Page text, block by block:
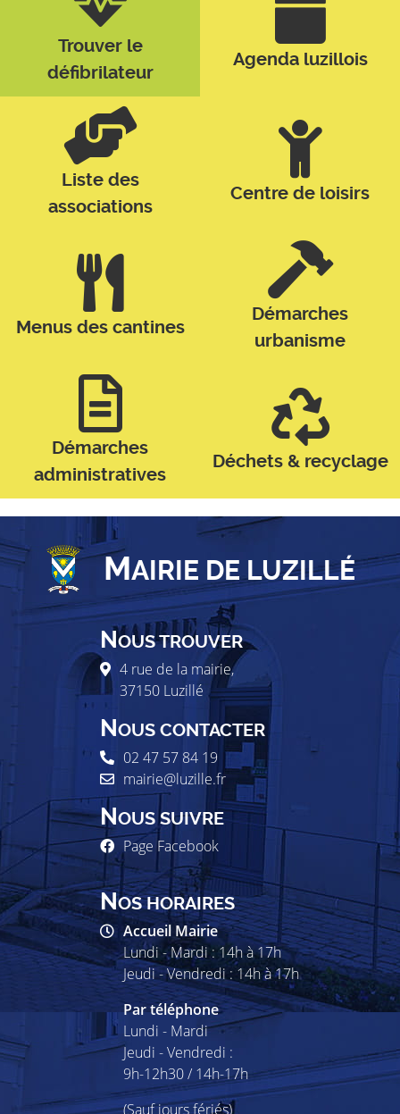
Trouver le
défibrilateur
Agenda luzillois
Liste des
associations
Centre de loisirs
Menus des cantines
Démarches
urbanisme
Démarches
administratives
Déchets & recyclage
MAIRIE DE LUZILLÉ
NOUS TROUVER
4 rue de la mairie,
37150 Luzillé
NOUS CONTACTER
02 47 57 84 19
mairie@luzille.fr
NOUS SUIVRE
Page Facebook
NOS HORAIRES
Accueil Mairie
Lundi - Mardi : 14h à 17h
Jeudi - Vendredi : 14h à 17h
Par téléphone
Lundi - Mardi
Jeudi - Vendredi :
9h-12h30 / 14h-17h
(Sauf jours fériés)